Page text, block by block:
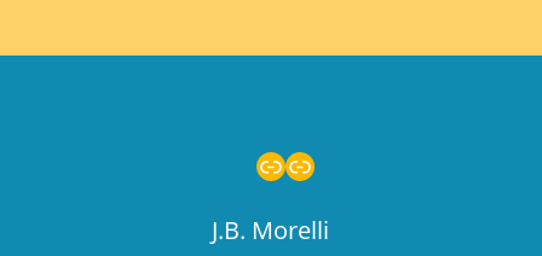
Enlace
Enlace
J.B. Morelli